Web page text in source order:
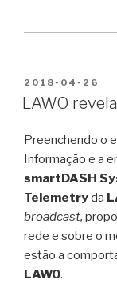
PUBLICADO
EM
2018-04-26
LAWO
Preenchendo o
Informação e a
smartDASH
Telemetryda
broadcast,
rede e sobre o
estão a
LAWO.